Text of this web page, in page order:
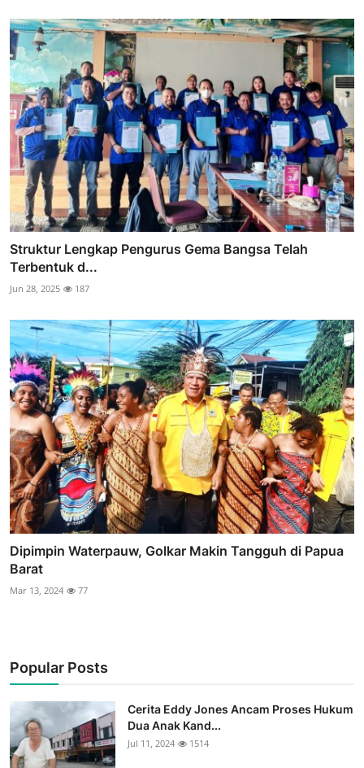
Struktur Lengkap Pengurus Gema Bangsa Telah
Terbentuk d...
Jun 28, 2025 187
Dipimpin Waterpauw, Golkar Makin Tangguh di Papua
Barat
Mar 13, 2024 77
Popular Posts
Cerita Eddy Jones Ancam Proses Hukum
Dua Anak Kand...
Jul 11, 2024 1514